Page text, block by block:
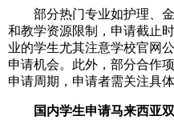
部分热门专业如护理、金
和教学资源限制，申请截止
业的学生尤其注意学校官网
申请机会。此外，部分合作
申请周期，申请者需关注具
国内学生申请马来西亚双